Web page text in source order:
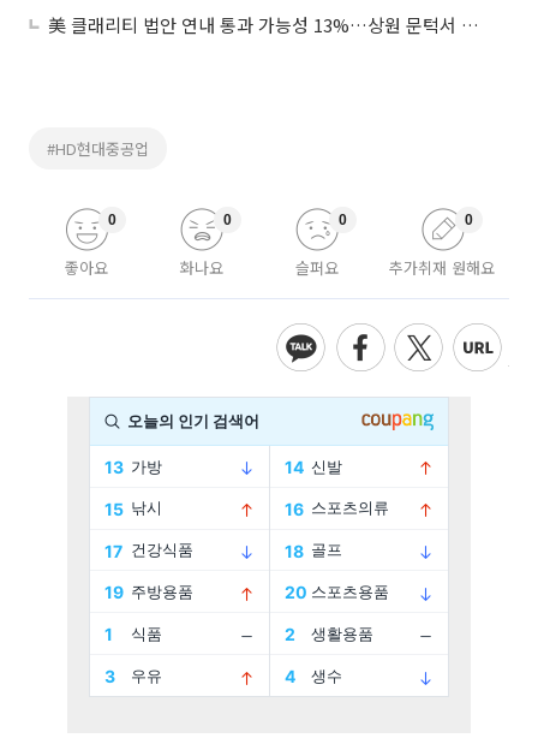
美 클래리티 법안 연내 통과 가능성 13%…상원 문턱서 제동
#HD현대중공업
좋아요
0
화나요
0
슬퍼요
0
추가취재 원해요
0